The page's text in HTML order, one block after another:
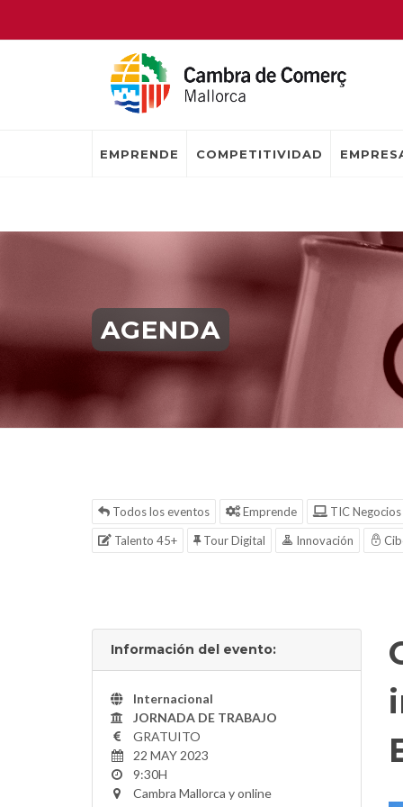
EMPRENDE COMPETITIVIDAD
AGENDA
Todos los eventos Emprende
TIC Negocios
Talento 45+
Tour Digital Innovación
Información del evento:
Internacional
JORNADA DE TRABAJO
GRATUITO
22 MAY 2023
9:30H
Cambra Mallorca y online